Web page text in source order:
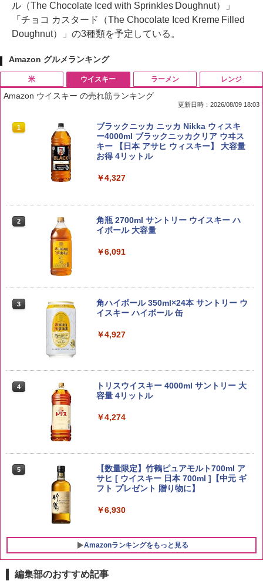
ル（The Chocolate Iced with Sprinkles Doughnut）」
「チョコ カスタード（The Chocolate Iced Kreme Filled
Doughnut）」の3種類を予定している。
Amazon グルメランキング
米
1 by Amazon 国産ブレンド米 精米 5kg
￥2,650
kg 業務用 お米マイスターブレンド
米 5kg
らめき 5kg 令和7年産
5kg 長野県産 令和7年産
￥3,980
ウイスキー
Amazon ウイスキー の売れ筋ランキング
更新日時：2026/08/09 18:03
1
ブラックニッカ ニッカ Nikka ウィスキ
ー4000ml ブラックニッカクリア ウヰス
キー 【日本 アサヒ ウィスキー】 大容量
お得 4リットル
￥4,327
2
角瓶 2700ml サントリー ウイスキー ハ
イボール 大容量
￥6,091
3
角ハイボール 350ml×24本 サントリー ウ
イスキー ハイボール 缶
￥4,927
4
トリスウイスキー 4000ml サントリー 大
容量 4リットル
￥4,274
5
【数量限定】竹鶴ピュアモルト700ml ア
サヒ [ ウイスキー 日本 700ml ]【中元 ギ
フト プレゼント 贈り物に】
￥6,930
Amazonランキングをもっと見る
ラーメン レンジ
編集部のおすすめ記事